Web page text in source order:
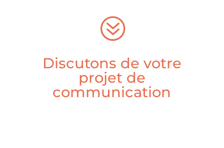
?
Discutons de votre
projet de
communication